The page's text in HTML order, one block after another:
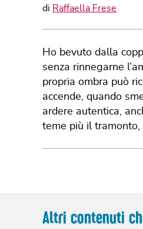
di Raffaella Frese
Ho bevuto dalla
senza rinnegarne
propria ombra può
accende, quando
ardere autentica,
teme più il tramonto,
Altri contenuti